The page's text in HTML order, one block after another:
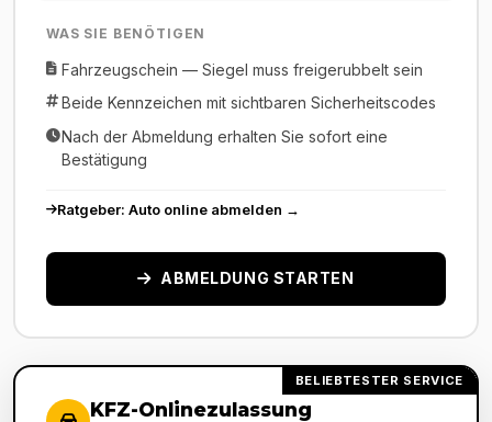
WAS SIE BENÖTIGEN
Fahrzeugschein — Siegel muss freigerubbelt sein
Beide Kennzeichen mit sichtbaren Sicherheitscodes
Nach der Abmeldung erhalten Sie sofort eine
Bestätigung
Ratgeber: Auto online abmelden →
ABMELDUNG STARTEN
BELIEBTESTER SERVICE
KFZ-Onlinezulassung